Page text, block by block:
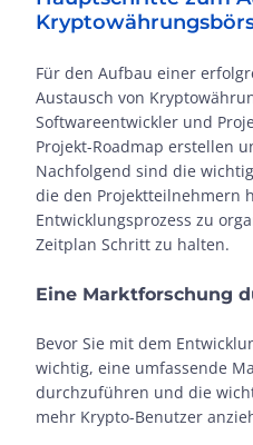
Für den Aufbau einer
Austausch von
Softwareentwickler und
Projekt-Roadmap erstellen
Nachfolgend sind die
die den Projektteilnehmern
Entwicklungsprozess zu
Zeitplan Schritt zu halten.
Eine Marktforschung
Bevor Sie mit dem
wichtig, eine umfassende
durchzuführen und die
mehr Krypto-Benutzer